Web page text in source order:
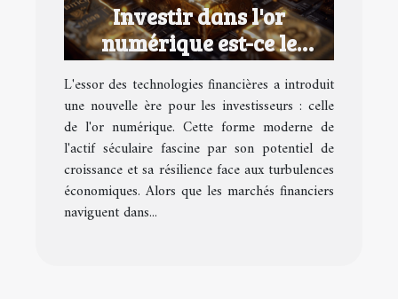
Investir dans l'or
numérique est-ce le
moment
L'essor des technologies financières a introduit
une nouvelle ère pour les investisseurs : celle
de l'or numérique. Cette forme moderne de
l'actif séculaire fascine par son potentiel de
croissance et sa résilience face aux turbulences
économiques. Alors que les marchés financiers
naviguent dans...